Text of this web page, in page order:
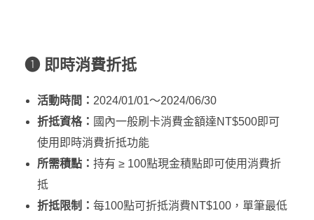
❶ 即時消費折抵
活動時間： 2024/01/01～2024/06/30
折抵資格： 國內一般刷卡消費金額達NT$500即可
使用即時消費折抵功能
所需積點： 持有 ≥ 100點現金積點即可使用消費折
抵
折抵限制： 每100點可折抵消費NT$100，單筆最低